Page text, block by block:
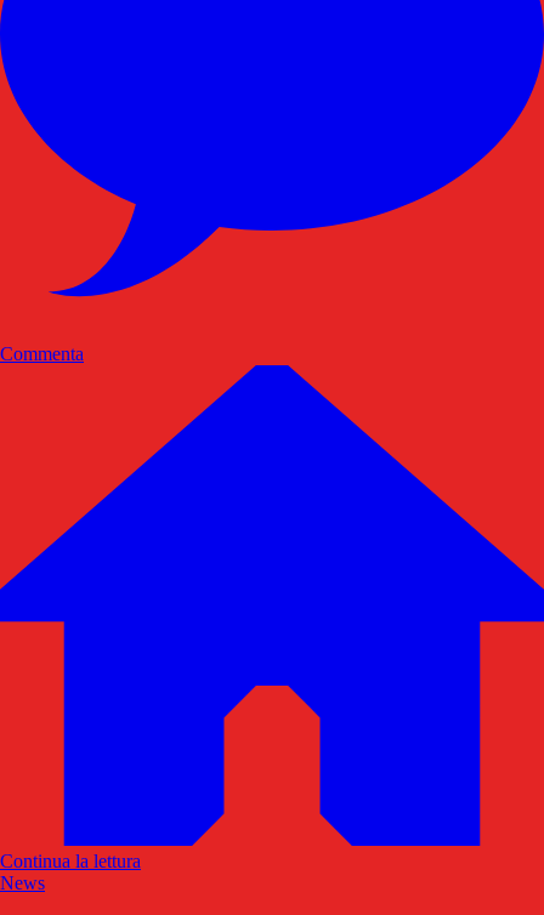
Commenta
Continua la lettura
News